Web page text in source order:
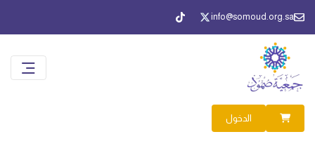
info@somoud.org.sa
الدخول